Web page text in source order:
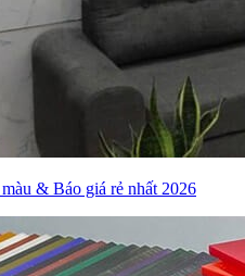
& Báo giá rẻ nhất 2026